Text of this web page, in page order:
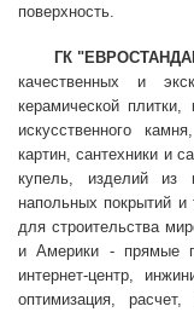
поверхность.
ГК
качественных и
керамической плитки,
искусственного
картин, сантехники и
купель, изделий из
напольных покрытий и
для строительства
и Америки - прямые
интернет-центр,
оптимизация,